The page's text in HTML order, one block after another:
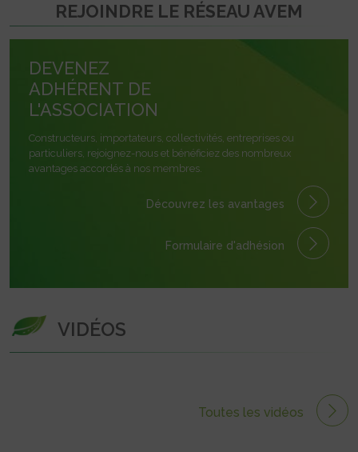
REJOINDRE LE RÉSEAU AVEM
DEVENEZ
ADHÉRENT DE
L'ASSOCIATION
Constructeurs, importateurs, collectivités, entreprises ou
particuliers, rejoignez-nous et bénéficiez des nombreux
avantages accordés à nos membres.
Découvrez les avantages
Formulaire d'adhésion
VIDÉOS
Toutes les vidéos